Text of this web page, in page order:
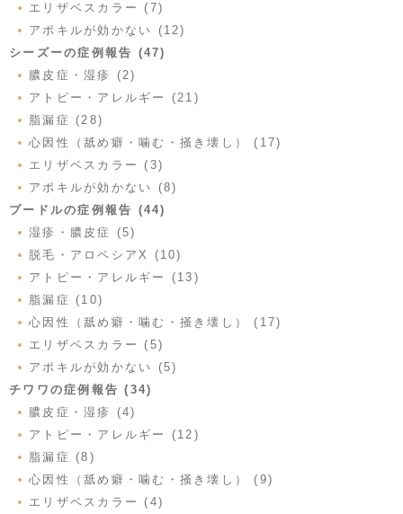
エリザベスカラー (7)
アポキルが効かない (12)
シーズーの症例報告 (47)
膿皮症・湿疹 (2)
アトピー・アレルギー (21)
脂漏症 (28)
心因性（舐め癖・噛む・掻き壊し） (17)
エリザベスカラー (3)
アポキルが効かない (8)
プードルの症例報告 (44)
湿疹・膿皮症 (5)
脱毛・アロペシアX (10)
アトピー・アレルギー (13)
脂漏症 (10)
心因性（舐め癖・噛む・掻き壊し） (17)
エリザベスカラー (5)
アポキルが効かない (5)
チワワの症例報告 (34)
膿皮症・湿疹 (4)
アトピー・アレルギー (12)
脂漏症 (8)
心因性（舐め癖・噛む・掻き壊し） (9)
エリザベスカラー (4)